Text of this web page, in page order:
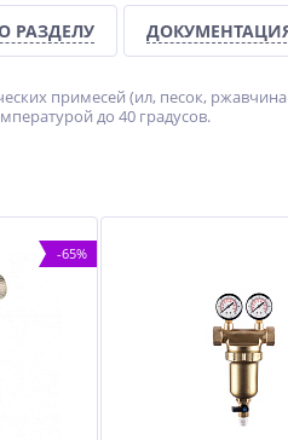
РАЗДЕЛУ
примесей (ил, песок,
до 40 градусов.
-65%